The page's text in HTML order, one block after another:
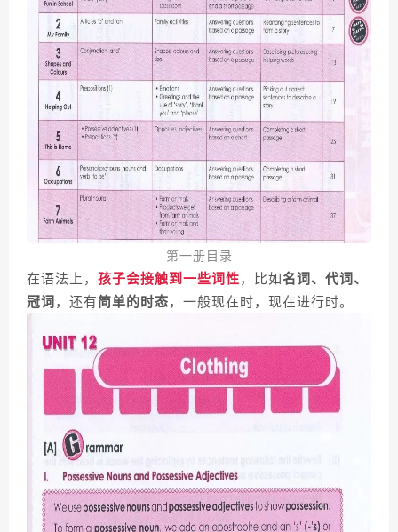
第一册目录
在语法上， 孩子会接触到一些词性，比如名词、代词、
冠词，还有简单的时态，一般现在时，现在进行时。